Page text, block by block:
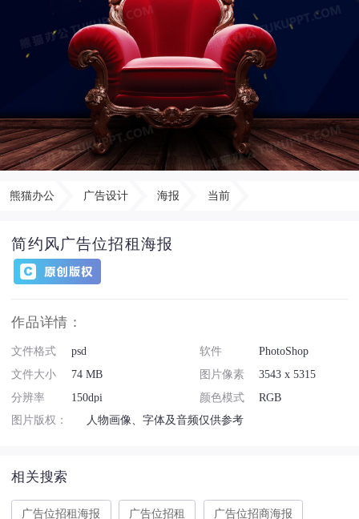
熊猫办公 广告设计 海报 当前
简约风广告位招租海报
作品详情：
文件格式 psd 软件
PhotoShop
文件大小
74 MB 图片像素
3543 x 5315
分辨率
150dpi 颜色模式
RGB
图片版权：
人物画像、字体及音频仅供参考
相关搜索
广告位招租海报 广告位招租 广告位招商海报